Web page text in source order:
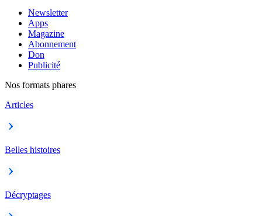
Newsletter
Apps
Magazine
Abonnement
Don
Publicité
Nos formats phares
Articles
Belles histoires
Décryptages